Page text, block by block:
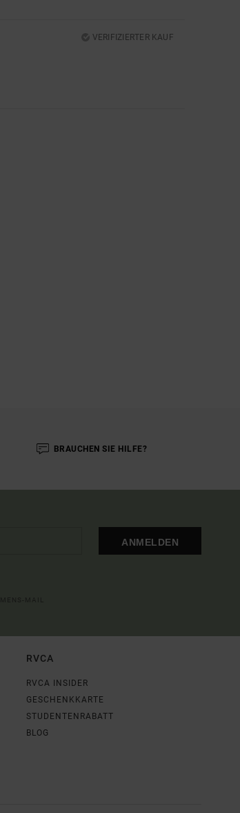
VERIFIZIERTER KAUF
BRAUCHEN SIE HILFE?
ANMELDEN
RVCA
RVCA INSIDER
GESCHENKKARTE
STUDENTENRABATT
BLOG